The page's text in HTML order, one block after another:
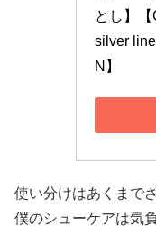
とし】
silver
N】
使い分けはあくまで
僕のシューケアは気